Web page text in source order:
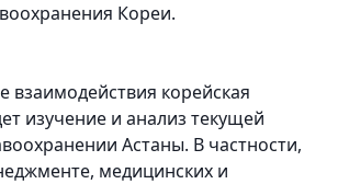
Кореи.
взаимодействия корейская
изучение и анализ текущей
Астаны. В частности,
медицинских и